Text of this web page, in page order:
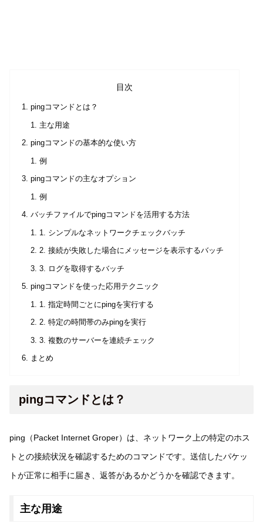
目次
pingコマンドとは？
主な用途
pingコマンドの基本的な使い方
例
pingコマンドの主なオプション
例
バッチファイルでpingコマンドを活用する方法
1. シンプルなネットワークチェックバッチ
2. 接続が失敗した場合にメッセージを表示するバッチ
3. ログを取得するバッチ
pingコマンドを使った応用テクニック
1. 指定時間ごとにpingを実行する
2. 特定の時間帯のみpingを実行
3. 複数のサーバーを連続チェック
まとめ
pingコマンドとは？
ping（Packet Internet Groper）は、ネットワーク上の特定のホス
トとの接続状況を確認するためのコマンドです。送信したパケッ
トが正常に相手に届き、返答があるかどうかを確認できます。
主な用途